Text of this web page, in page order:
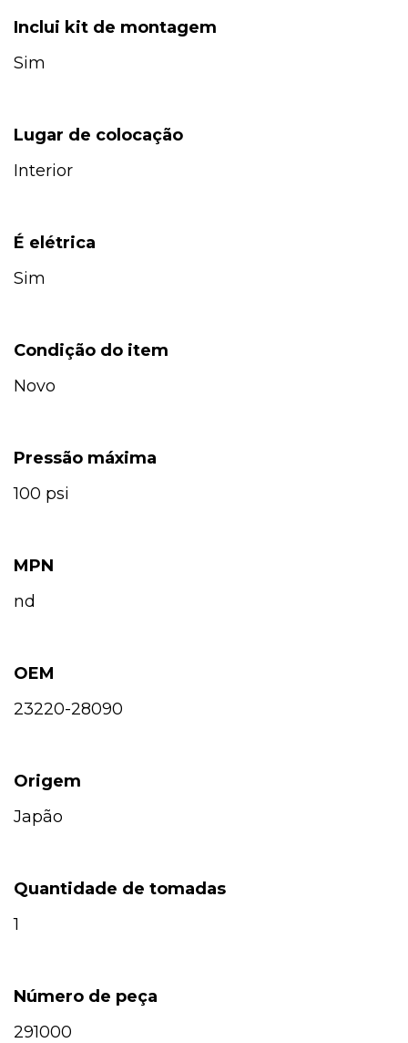
Inclui kit de montagem
Sim
Lugar de colocação
Interior
É elétrica
Sim
Condição do item
Novo
Pressão máxima
100 psi
MPN
nd
OEM
23220-28090
Origem
Japão
Quantidade de tomadas
1
Número de peça
291000